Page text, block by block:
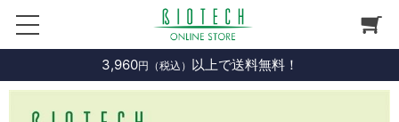
3,960円（税込） 以上で送料無料！